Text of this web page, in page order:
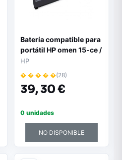
Batería compatible para
portátil HP omen 15-ce /
sr04xl / 15.4v /
HP
� � � � �(28)
39,30 €
0 unidades
NO DISPONIBLE